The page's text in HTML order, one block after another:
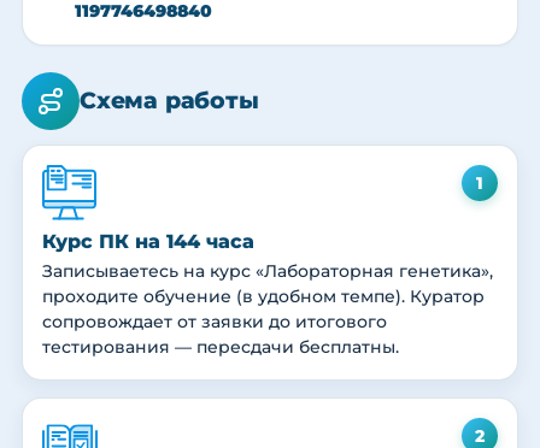
1197746498840
Схема работы
1
Курс ПК на 144 часа
Записываетесь на курс «Лабораторная генетика»,
проходите обучение (в удобном темпе). Куратор
сопровождает от заявки до итогового
тестирования — пересдачи бесплатны.
2